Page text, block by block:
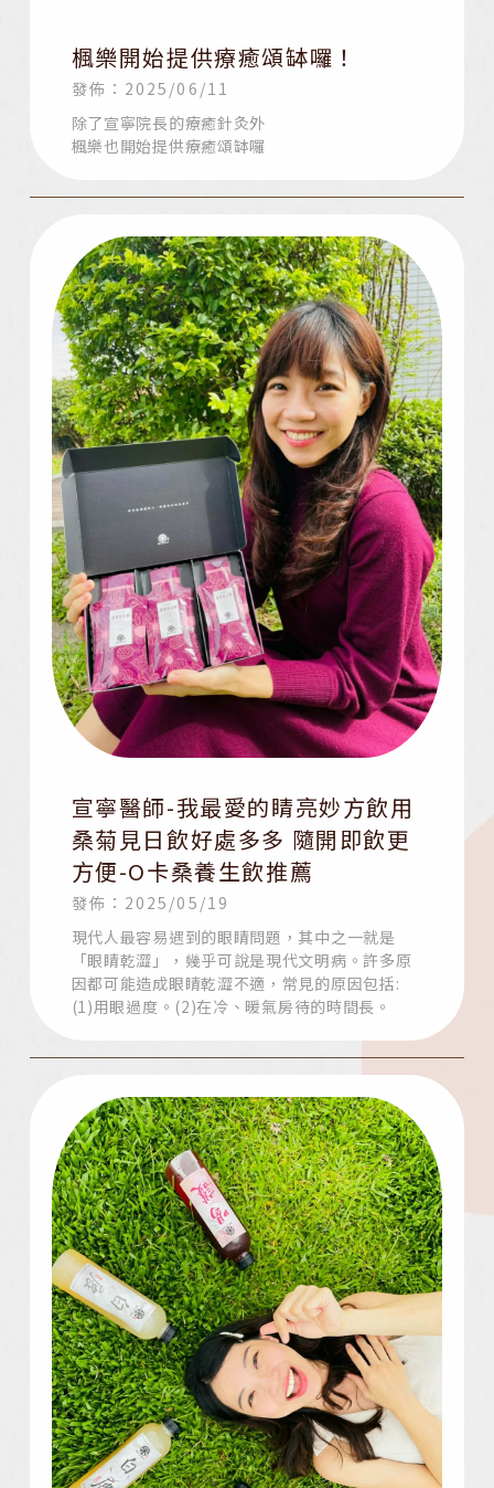
楓樂開始提供療癒頌缽囉！
發佈：2025/06/11
除了宣寧院長的療癒針灸外
楓樂也開始提供療癒頌缽囉
宣寧醫師-我最愛的睛亮妙方飲用
桑菊見日飲好處多多 隨開即飲更
方便-O卡桑養生飲推薦
發佈：2025/05/19
現代人最容易遇到的眼睛問題，其中之一就是
「眼睛乾澀」，幾乎可說是現代文明病。許多原
因都可能造成眼睛乾澀不適，常見的原因包括:
(1)用眼過度。(2)在冷、暖氣房待的時間長。